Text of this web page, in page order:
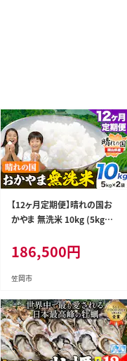
【12ヶ月定期便】晴れの国お
かやま 無洗米 10kg (5kg×
月の翌月より発送》 岡山県
笠岡市 無洗米 岡山県産 米
送料無料 国産 ブレンド米 ---
12_rsl---
186,500円
笠岡市